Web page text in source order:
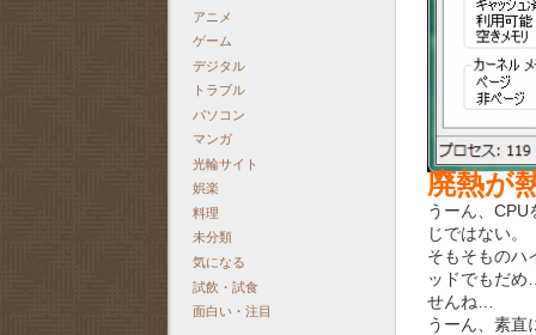
廃熱が
うーん、
じではない。
そもそものハ
ッドでもだ
せんね…
うーん、素
アニメ
ゲーム
デジタル
トラブル
パソコン
マンガ
光輪サイト
娯楽
料理
未分類
気になる
試飲・試食
面白い・注目